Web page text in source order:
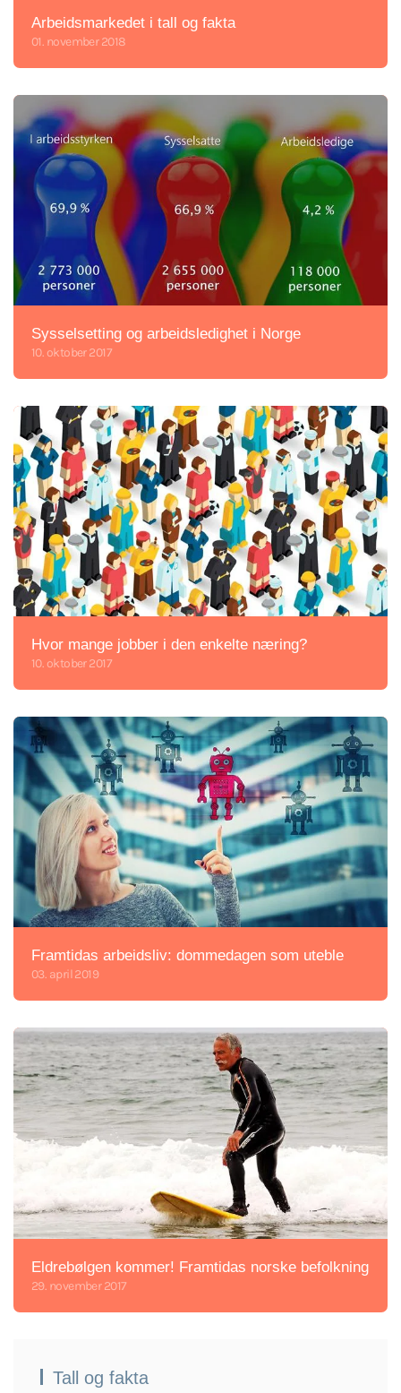
Arbeidsmarkedet i tall og fakta
01. november 2018
Sysselsetting og arbeidsledighet i Norge
10. oktober 2017
Hvor mange jobber i den enkelte næring?
10. oktober 2017
Framtidas arbeidsliv: dommedagen som uteble
03. april 2019
Eldrebølgen kommer! Framtidas norske befolkning
29. november 2017
Tall og fakta